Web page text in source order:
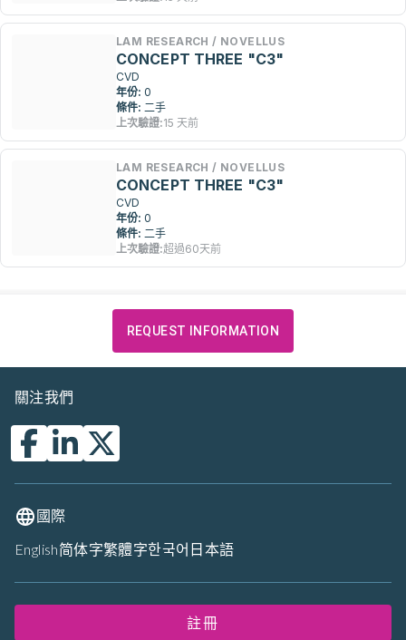
LAM RESEARCH / NOVELLUS
CONCEPT THREE "C3"
CVD
年份: 0
條件: 二手
上次驗證:15 天前
LAM RESEARCH / NOVELLUS
CONCEPT THREE "C3"
CVD
年份: 0
條件: 二手
上次驗證:超過60天前
REQUEST INFORMATION
關注我們
國際
English简体字繁體字한국어 日本語
註冊